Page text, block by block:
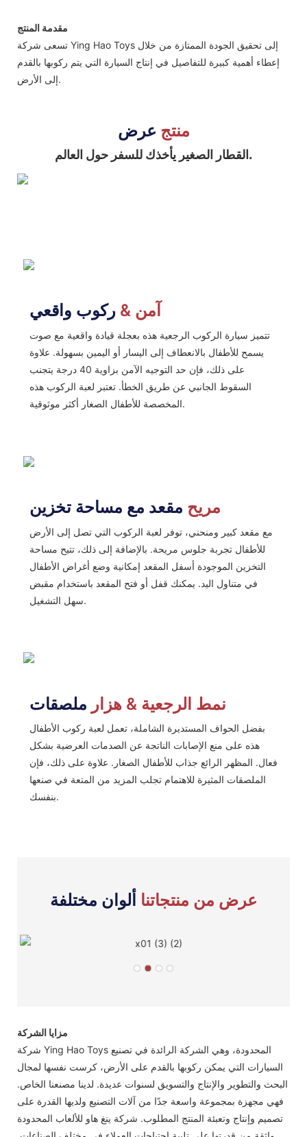
مقدمة المنتج
تسعى شركة Ying Hao Toys إلى تحقيق الجودة الممتازة من خلال
إعطاء أهمية كبيرة للتفاصيل في إنتاج السيارة التي يتم ركوبها بالقدم
إلى الأرض.
منتج عرض
القطار الصغير يأخذك للسفر حول العالم.
آمن &ركوب واقعي
تتميز سيارة الركوب الرجعية هذه بعجلة قيادة واقعية مع صوت
يسمح للأطفال بالانعطاف إلى اليسار أو اليمين بسهولة. علاوة
على ذلك، فإن حد التوجيه الآمن بزاوية 40 درجة يتجنب
السقوط الجانبي عن طريق الخطأ. تعتبر لعبة الركوب هذه
المخصصة للأطفال الصغار أكثر موثوقية.
مريح مقعد مع مساحة تخزين
مع مقعد كبير ومنحني، توفر لعبة الركوب التي تصل إلى الأرض
للأطفال تجربة جلوس مريحة. بالإضافة إلى ذلك، تتيح مساحة
التخزين الموجودة أسفل المقعد إمكانية وضع أغراض الأطفال
في متناول اليد. يمكنك قفل أو فتح المقعد باستخدام مقبض
سهل التشغيل.
نمط الرجعية & هزار ملصقات
بفضل الحواف المستديرة الشاملة، تعمل لعبة ركوب الأطفال
هذه على منع الإصابات الناتجة عن الصدمات العرضية بشكل
فعال. المظهر الرائع جذاب للأطفال الصغار. علاوة على ذلك، فإن
الملصقات المثيرة للاهتمام تجلب المزيد من المتعة في صنعها
بنفسك.
عرض من منتجاتنا ألوان مختلفة
مزايا الشركة
شركة Ying Hao Toys المحدودة، وهي الشركة الرائدة في تصنيع
السيارات التي يمكن ركوبها بالقدم على الأرض، كرست نفسها لمجال
البحث والتطوير والإنتاج والتسويق لسنوات عديدة. لدينا مصنعنا الخاص.
فهي مجهزة بمجموعة واسعة جدًا من آلات التصنيع ولديها القدرة على
تصميم وإنتاج وتعبئة المنتج المطلوب. شركة ينغ هاو للألعاب المحدودة